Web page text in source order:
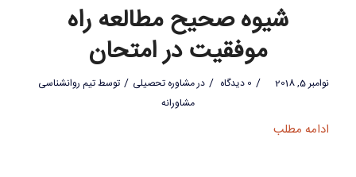
شيوه صحيح مطالعه راه
موفقيت در امتحان
نوامبر 5, 2018 / 0 دیدگاه / درمشاوره تحصیلی / توسطتیم روانشناسی
مشاورانه
ادامه مطلب